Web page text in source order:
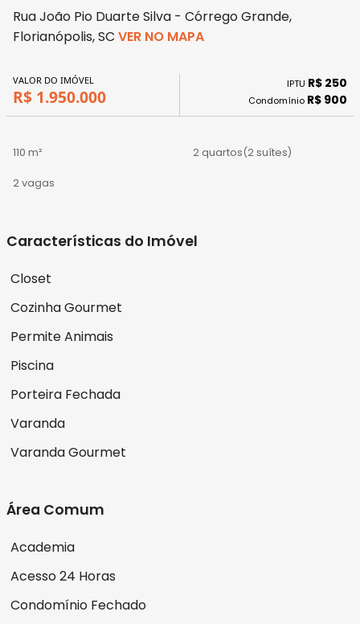
Rua João Pio Duarte Silva - Córrego Grande,
Florianópolis, SC VER NO MAPA
VALOR DO IMÓVEL
R$ 1.950.000
IPTU R$ 250
Condomínio R$ 900
110 m² 2 quartos(2 suítes)
2 vagas
Características do Imóvel
Closet
Cozinha Gourmet
Permite Animais
Piscina
Porteira Fechada
Varanda
Varanda Gourmet
Área Comum
Academia
Acesso 24 Horas
Condomínio Fechado